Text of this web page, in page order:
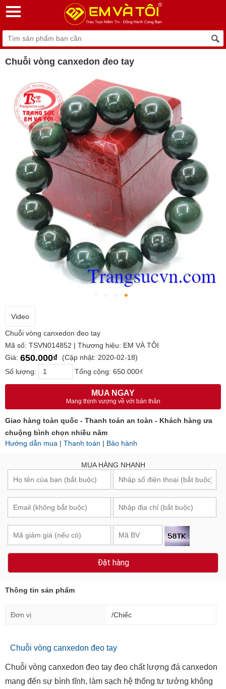
Chuỗi vòng canxedon đeo tay
Video
Chuỗi vòng canxedon đeo tay
Mã số: TSVN014852 | Thương hiệu: EM VÀ TÔI
Giá: 650.000₫
(Cập nhật: 2020-02-18)
Số lượng:
Tổng cộng: 650.000₫
MUA NGAY
Mang thịnh vượng về với bản thân
Giao hàng toàn quốc - Thanh toán an toàn - Khách hàng ưa
chuộng bình chọn nhiều năm
Hướng dẫn mua | Thanh toán | Bảo hành
MUA HÀNG NHANH
Đặt hàng
Thông tin sản phẩm
Đơn vị /Chiếc
Chuỗi vòng canxedon đeo tay
Chuỗi vòng canxedon đeo tay đeo chất lượng đá canxedon
mang đến sự bình tĩnh, làm sạch hệ thống tư tưởng không